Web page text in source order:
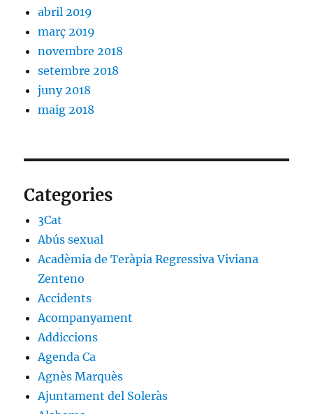
abril 2019
març 2019
novembre 2018
setembre 2018
juny 2018
maig 2018
Categories
3Cat
Abús sexual
Acadèmia de Teràpia Regressiva Viviana
Zenteno
Accidents
Acompanyament
Addiccions
Agenda Ca
Agnès Marquès
Ajuntament del Soleràs